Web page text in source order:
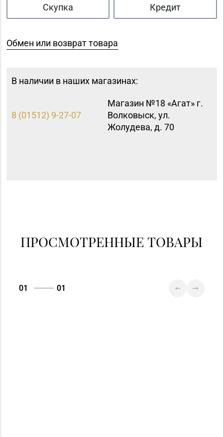
Скупка Кредит
Обмен или возврат товара
В наличии в наших магазинах:
8 (01512) 9-27-07
Магазин №18 «Агат» г.
Волковыск, ул.
Жолудева, д. 70
ПРОСМОТРЕННЫЕ ТОВАРЫ
01 01